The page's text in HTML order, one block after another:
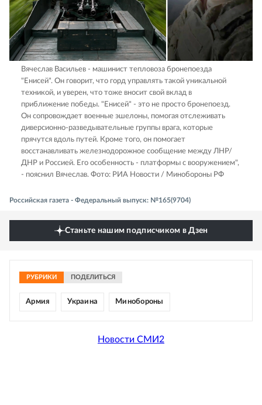
Вячеслав Васильев - машинист тепловоза бронепоезда
"Енисей". Он говорит, что горд управлять такой уникальной
техникой, и уверен, что тоже вносит свой вклад в
приближение победы. "Енисей" - это не просто бронепоезд.
Он сопровождает военные эшелоны, помогая отслеживать
диверсионно-разведывательные группы врага, которые
прячутся вдоль путей. Кроме того, он помогает
восстанавливать железнодорожное сообщение между ЛНР/
ДНР и Россией. Его особенность - платформы с вооружением",
- пояснил Вячеслав. Фото: РИА Новости / Минобороны РФ
Российская газета - Федеральный выпуск: №165(9704)
Станьте нашим подписчиком в Дзен
РУБРИКИ ПОДЕЛИТЬСЯ
Армия Украина Минобороны
Новости СМИ2